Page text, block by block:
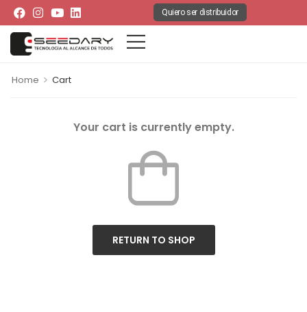
Quiero ser distribuidor
Home > Cart
Your cart is currently empty.
RETURN TO SHOP